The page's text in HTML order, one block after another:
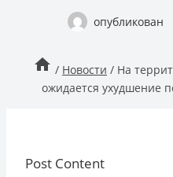
опубликован
/ Новости / На
ожидается ухудшение
Post Content